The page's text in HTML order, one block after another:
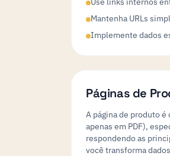
Mantenha URLs
Implemente dados
Páginas de
A página de produto
apenas em PDF),
respondendo as
você transforma